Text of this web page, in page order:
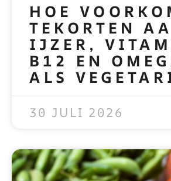
HOE
TEKORTEN
IJZER,
B12 EN
ALS
30 JULI 2026